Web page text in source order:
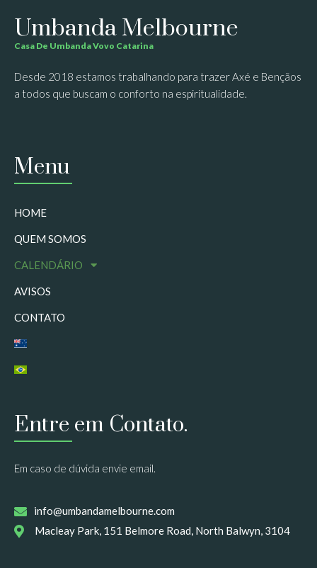
Umbanda Melbourne
Casa De Umbanda Vovo Catarina
Desde 2018 estamos trabalhando para trazer Axé e Bençãos
a todos que buscam o conforto na espiritualidade.
Menu
HOME
QUEM SOMOS
CALENDÁRIO
AVISOS
CONTATO
Entre em Contato.
Em caso de dúvida envie email.
info@umbandamelbourne.com
Macleay Park, 151 Belmore Road, North Balwyn, 3104